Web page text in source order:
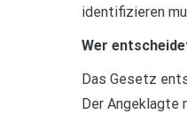
identifizieren
Wer
Das Gesetz
Der Angeklagte